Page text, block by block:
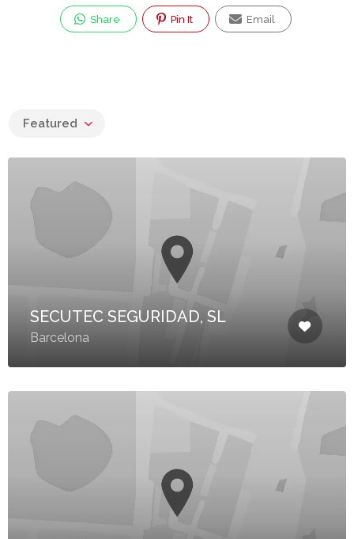
Share Pin It Email
Featured
SECUTEC SEGURIDAD, SL
Barcelona